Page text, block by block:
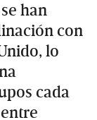
han
con
lo
cada